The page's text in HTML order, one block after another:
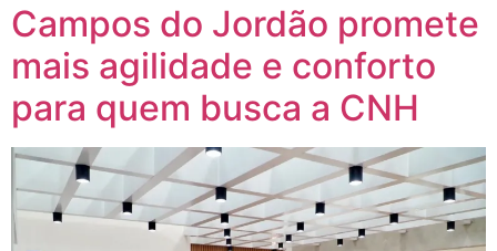
Campos do Jordão promete
mais agilidade e conforto
para quem busca a CNH